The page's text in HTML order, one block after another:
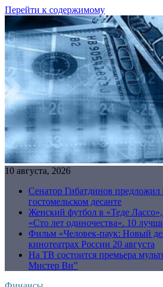
Перейти к содержимому
10 августа, 2026
Сенатор Гибатдинов предложил
гостомельском десанте
Женский футбол в «Теде
«Сто лет одиночества». 10
Фильм «Человек-паук: Новый
кинотеатрах России 20 августа
На ТВ состоится премьера
Мистер Ви”